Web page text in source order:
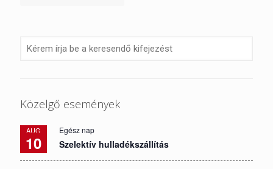
Közelgő események
AUG
10
Egész nap
Szelektív hulladékszállítás